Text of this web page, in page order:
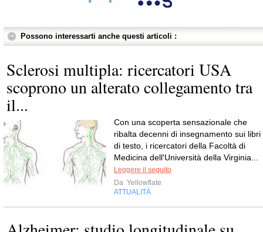
Possono interessarti anche questi articoli :
Sclerosi multipla: ricercatori USA
scoprono un alterato collegamento tra
il...
Con una scoperta sensazionale che
ribalta decenni di insegnamento sui libri
di testo, i ricercatori della Facoltà di
Medicina dell'Università della Virginia...
Leggere il seguito
Da Yellowflate
ATTUALITÀ